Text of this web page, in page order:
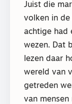
Juist die
volken in de
achtige had
wezen. Dat
lezen daar
wereld van
getreden
van